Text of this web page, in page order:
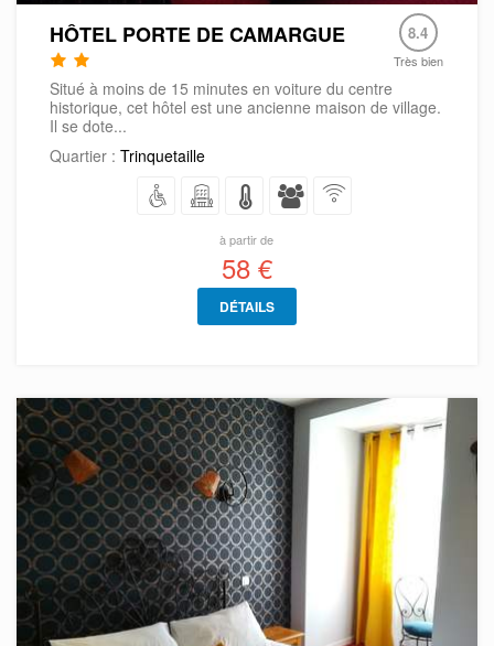
HÔTEL PORTE DE CAMARGUE 8.4
Très bien
Situé à moins de 15 minutes en voiture du centre
historique, cet hôtel est une ancienne maison de village.
Il se dote...
Quartier : Trinquetaille
à partir de
58 €
DÉTAILS